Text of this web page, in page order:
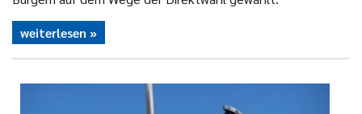
weiterlesen